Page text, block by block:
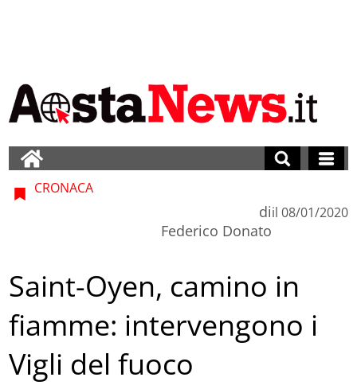
CRONACA
di
Federico Donato
il 08/01/2020
Saint-Oyen, camino in
fiamme: intervengono i
Vigli del fuoco